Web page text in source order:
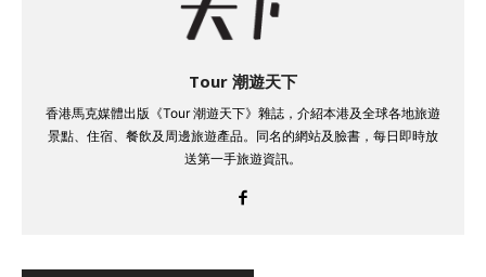
Tour 潮遊天下
香港馬克媒體出版《Tour 潮遊天下》雜誌，介紹本港及全球各地旅遊
景點、住宿、餐飲及周邊旅遊產品。同名的網站及臉書，每日即時放
送第一手旅遊資訊。